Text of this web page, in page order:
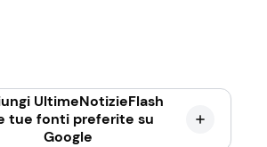
UltimeNotizieFlash
tue fonti preferite su
Google